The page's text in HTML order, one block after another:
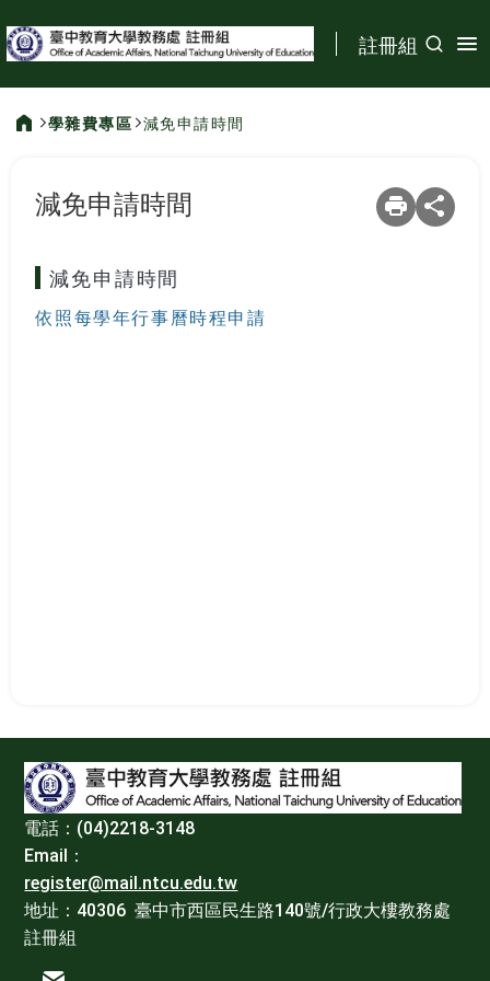
註冊組
學雜費專區 減免申請時間
減免申請時間
減免申請時間
依照每學年行事曆時程申請
電話：(04)2218-3148
Email：
register@mail.ntcu.edu.tw
地址：40306 臺中市西區民生路140號/行政大樓教務處
註冊組